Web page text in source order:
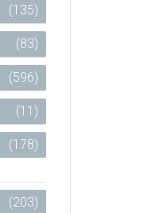
(135)
(83)
(596)
(11)
(178)
(203)